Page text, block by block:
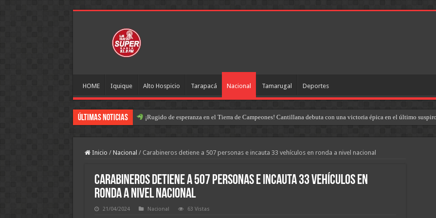
HOME Iquique Alto Hospicio Tarapacá Nacional Tamarugal Deportes
Últimas Noticias ¡Rugido de esperanza en el Tierra de Campeones! Cantillana debuta con una victoria épica en el último
Inicio / Nacional / Carabineros detiene a 507 personas e incauta 33 vehículos en ronda a nivel nacional
Carabineros detiene a 507 personas e incauta 33 vehículos en
ronda a nivel nacional
21/04/2024 Nacional 63 Vistas